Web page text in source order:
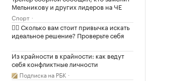
Мельникову и других лидеров на ЧЕ
Спорт
✍🏻 Сколько вам стоит привычка искать
идеальное решение? Проверьте себя
Из крайности в крайности: как ведут
себя конфликтные личности
Подписка на РБК